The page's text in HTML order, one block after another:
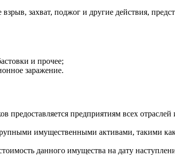
захват, поджог и другие действия,
и прочее;
заражение.
предоставляется предприятиям всех
имущественными активами, такими как
данного имущества на дату